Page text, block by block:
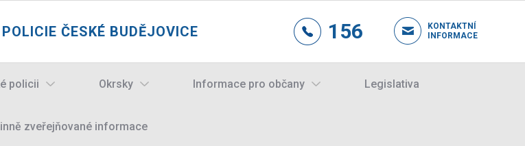
ČESKÉ BUDĚJOVICE 156
KONTAKTNÍ
INFORMACE
policii Okrsky Informace pro občany Legislativa
zveřejňované informace